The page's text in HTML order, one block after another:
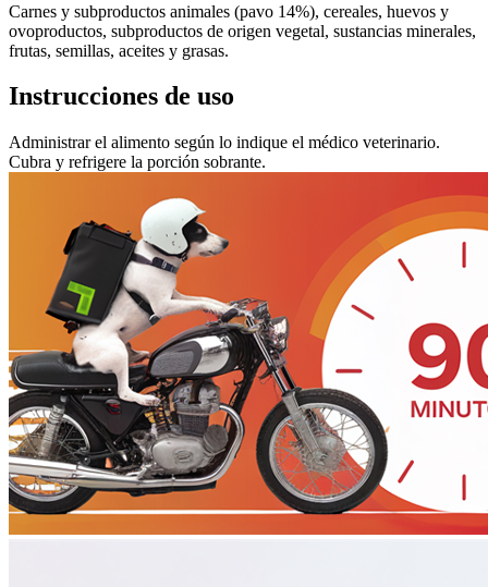
Carnes y subproductos animales (pavo 14%), cereales, huevos y
ovoproductos, subproductos de origen vegetal, sustancias minerales,
frutas, semillas, aceites y grasas.
Instrucciones de uso
Administrar el alimento según lo indique el médico veterinario.
Cubra y refrigere la porción sobrante.